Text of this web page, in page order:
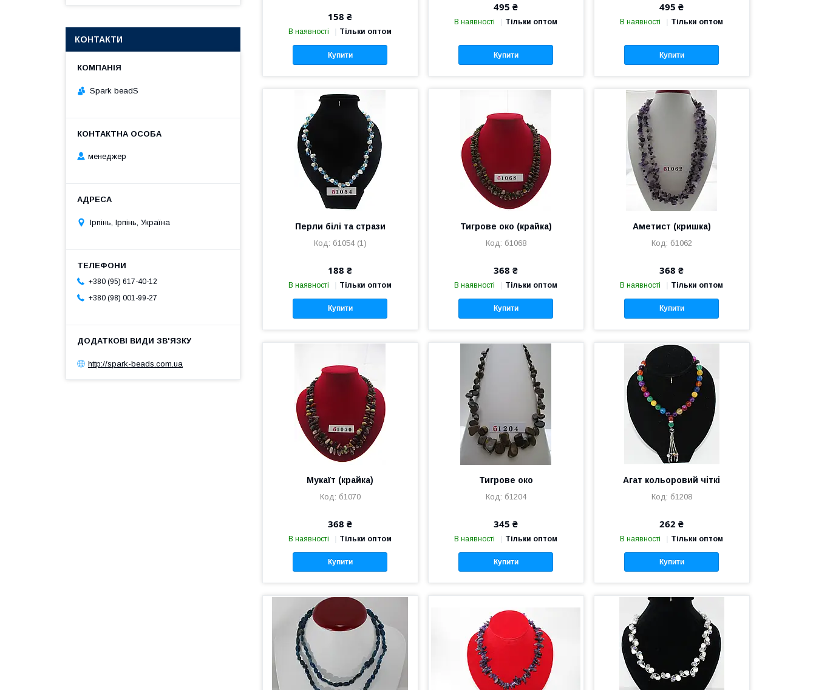
158 ₴
В наявності Тільки оптом
Купити
495 ₴
В наявності Тільки оптом
Купити
495 ₴
В наявності Тільки оптом
Купити
Перли білі та стрази
б1054 (1)
188 ₴
В наявності Тільки оптом
Купити
Тигрове око (крайка)
б1068
368 ₴
В наявності Тільки оптом
Купити
Аметист (кришка)
б1062
368 ₴
В наявності Тільки оптом
Купити
Мукаїт (крайка)
б1070
368 ₴
В наявності Тільки оптом
Купити
Тигрове око
б1204
345 ₴
В наявності Тільки оптом
Купити
Агат кольоровий чіткі
б1208
262 ₴
В наявності Тільки оптом
Купити
КОНТАКТИ
Spark beadS
менеджер
Ірпінь, Ірпінь, Україна
+380 (95) 617-40-12
+380 (98) 001-99-27
http://spark-beads.com.ua